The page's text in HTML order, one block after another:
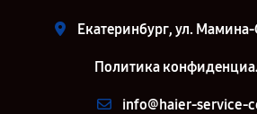
Екатеринбург, ул.
Политика
info@haier-service-